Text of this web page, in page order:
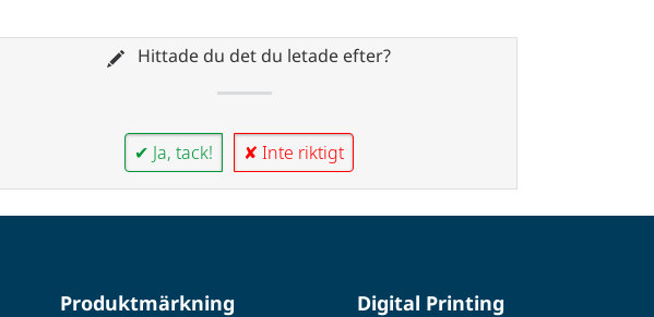
Hittade du det du letade efter?
✔ Ja, tack! ✘ Inte riktigt
Produktmärkning
Digital Printing